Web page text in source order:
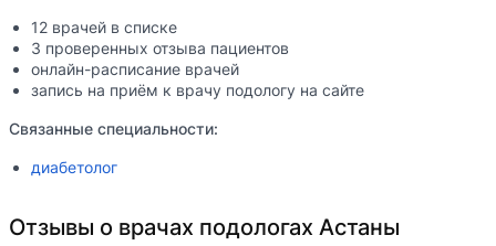
12 врачей в списке
3 проверенных отзыва пациентов
онлайн-расписание врачей
запись на приём к врачу подологу на сайте
Связанные специальности:
диабетолог
Отзывы о врачах подологах Астаны